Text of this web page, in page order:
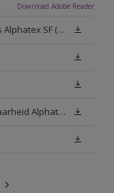
Download Adobe Reader
Technische Informatieblad Sikkens Alphatex SF (PDF)
Technical Report decontamineerbaarheid Alphatex SF